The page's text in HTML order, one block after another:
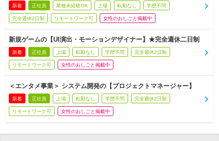
新着 正社員 業種未経験OK 上場 転勤なし 学歴不問
完全週休2日制 リモートワーク可 女性のおしごと掲載中
新規ゲームの【UI演出・モーションデザイナー】★完全週休二日制
新着 正社員 上場 転勤なし 学歴不問 完全週休2日制
リモートワーク可 女性のおしごと掲載中
＜エンタメ事業＞ システム開発の【プロジェクトマネージャー】
新着 正社員 上場 転勤なし 学歴不問 完全週休2日制
リモートワーク可 女性のおしごと掲載中